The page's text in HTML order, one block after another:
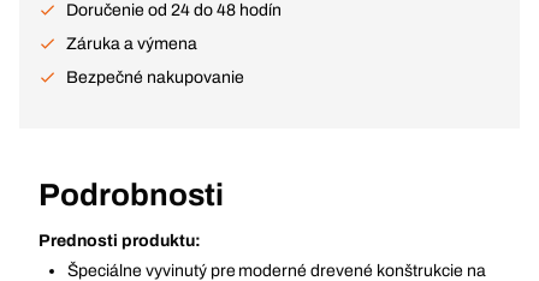
Doručenie od 24 do 48 hodín
Záruka a výmena
Bezpečné nakupovanie
Podrobnosti
Prednosti produktu:
Špeciálne vyvinutý pre moderné drevené konštrukcie na